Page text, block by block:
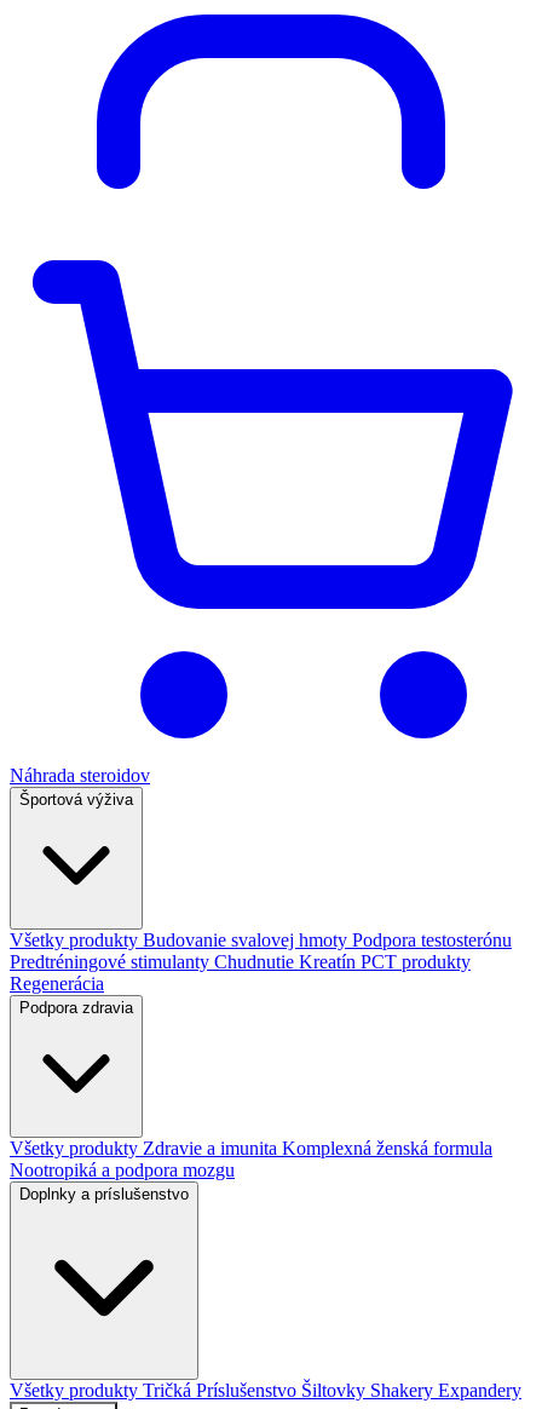
Náhrada steroidov
Športová výživa
Všetky produkty Budovanie svalovej hmoty Podpora testosterónu
Predtréningové stimulanty Chudnutie Kreatín PCT produkty
Regenerácia
Podpora zdravia
Všetky produkty Zdravie a imunita Komplexná ženská formula
Nootropiká a podpora mozgu
Doplnky a príslušenstvo
Všetky produkty Tričká Príslušenstvo Šiltovky Shakery Expandery